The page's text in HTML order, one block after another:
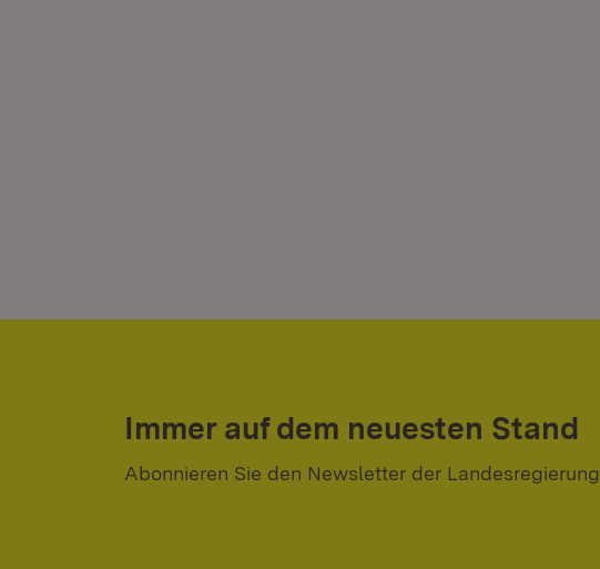
Immer auf dem neuesten Stand
Abonnieren Sie den Newsletter der Landesregierung.